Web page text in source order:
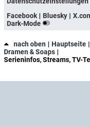
Facebook
Bluesky
Dark-Mode
nach oben Hauptseite
Dramen & Soaps
Serieninfos, Streams, TV-